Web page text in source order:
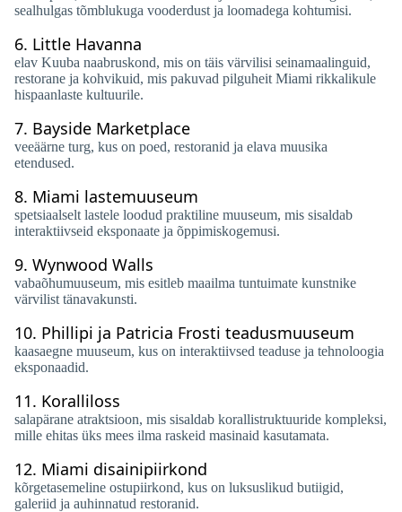
sealhulgas tõmblukuga vooderdust ja loomadega kohtumisi.
6. Little Havanna
elav Kuuba naabruskond, mis on täis värvilisi seinamaalinguid,
restorane ja kohvikuid, mis pakuvad pilguheit Miami rikkalikule
hispaanlaste kultuurile.
7. Bayside Marketplace
veeäärne turg, kus on poed, restoranid ja elava muusika
etendused.
8. Miami lastemuuseum
spetsiaalselt lastele loodud praktiline muuseum, mis sisaldab
interaktiivseid eksponaate ja õppimiskogemusi.
9. Wynwood Walls
vabaõhumuuseum, mis esitleb maailma tuntuimate kunstnike
värvilist tänavakunsti.
10. Phillipi ja Patricia Frosti teadusmuuseum
kaasaegne muuseum, kus on interaktiivsed teaduse ja tehnoloogia
eksponaadid.
11. Koralliloss
salapärane atraktsioon, mis sisaldab korallistruktuuride kompleksi,
mille ehitas üks mees ilma raskeid masinaid kasutamata.
12. Miami disainipiirkond
kõrgetasemeline ostupiirkond, kus on luksuslikud butiigid,
galeriid ja auhinnatud restoranid.